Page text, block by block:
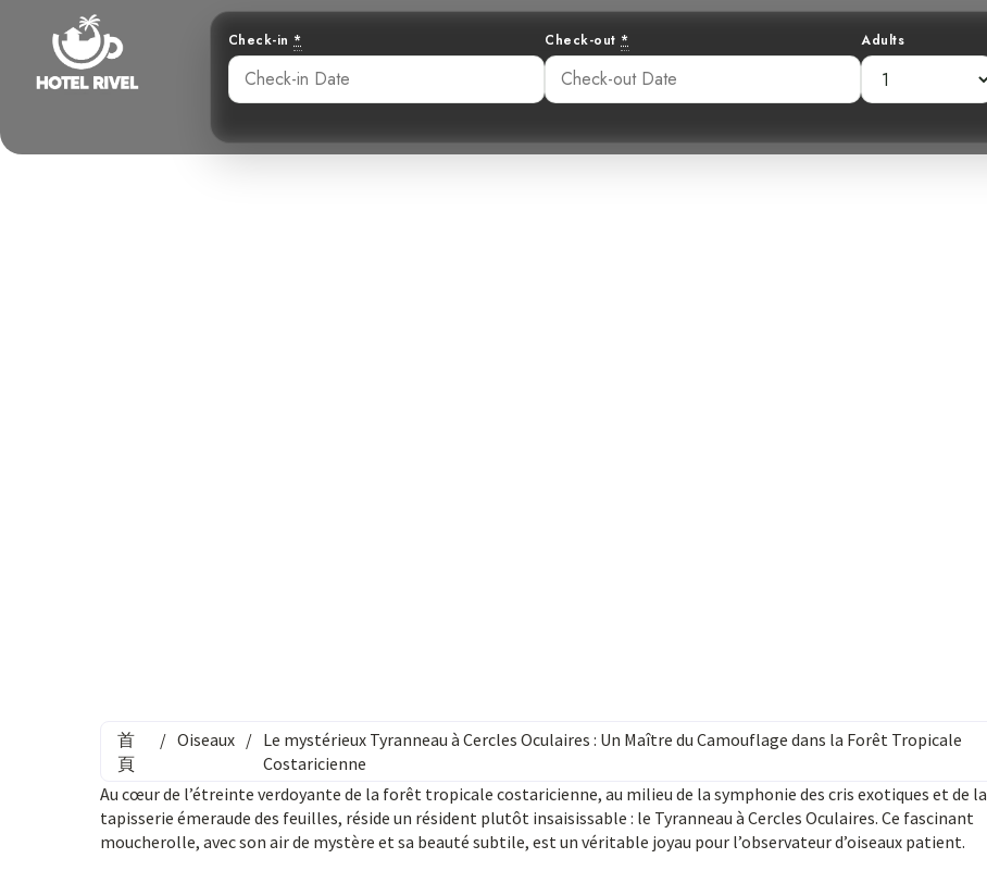
Check-in * Check-out * Adults
首
頁
/ Oiseaux / Le mystérieux Tyranneau à Cercles Oculaires : Un Maître du Camouflage dans la Forêt Tropicale
Costaricienne
Au cœur de l’étreinte verdoyante de la forêt tropicale costaricienne, au milieu de la symphonie des cris exotiques et de la
tapisserie émeraude des feuilles, réside un résident plutôt insaisissable : le Tyranneau à Cercles Oculaires. Ce fascinant
moucherolle, avec son air de mystère et sa beauté subtile, est un véritable joyau pour l’observateur d’oiseaux patient.